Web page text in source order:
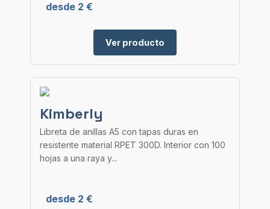
desde 2 €
Ver producto
Kimberly
Libreta de anillas A5 con tapas duras en
resistente material RPET 300D. Interior con 100
hojas a una raya y...
desde 2 €